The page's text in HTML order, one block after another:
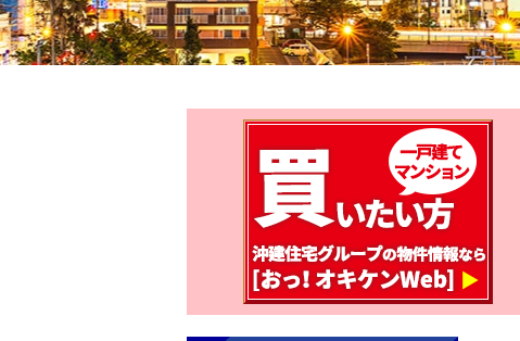
毎日開催！お気軽にお問い合せください。
住宅無料相談会実施中